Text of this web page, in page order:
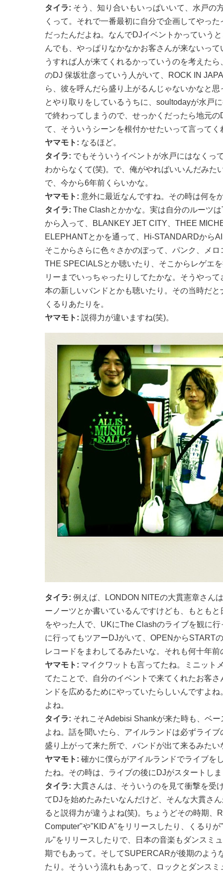
タイラ: そう、知り合いもいっぱいいて、水戸の
くって。それで一番最初に自分で企画してやっ
だったんだよね。なんでDJイベントかっていう
んでも、やっぱりなかなかお客さんが来ないっ
うすれば人が来てくれるかっていうのを考えた
のDJ 保坂壮彦っていう人がいて、ROCK IN
ら、彼を呼んだら盛り上がるんじゃないかなと
とやり取りをしているうちに、soultodayが水戸
で終わってしまうので、せっかくだったら地元
て、そういうシーンを根付かせたいって言ってく
ヤマモト: なるほど。
タイラ: でもそういうイベントが水戸にはなくっ
わからなくて(笑)。で、俺がやればいいんだみた
で、今から6年前くらいかな。
ヤマモト: 意外に最近なんですね。その時は何を
タイラ: The Clashとかかな。実は自分のルーツ
から入って、BLANKEY JET CITY、THEE
ELEPHANTとかを通って、Hi-STANDARDから
そこからさらに色々さかのぼって、パンク、メ
THE SPECIALSとか聴いたり、そこからレゲエ
リーまでいっちゃったりしてたかな。そうやっ
本の新しいバンドとかも聴いたり。その当時だ
くるりあたりを。
ヤマモト: 説得力が違いますね(笑)。
タイラ: 例えば、LONDON NITEの大貫憲章さん
ーノーツとか書いているんですけども、もとも
をやった人で、UKにThe Clashのライブを観に
に行ってもツアーDJがいて、OPENからSTART
レコードをまわしてるみたいな。それも何十年前
ヤマモト: マイクワットも言ってたね。ミニット
てたことで、自分のイベントで来てくれたお客
ンドを広めるためにやっていたらしいんですよ
よね。
タイラ: それこそAdebisi Shankが来た時も、ベ
よね。話を聞いたら、アイルランドは必ずライ
盛り上がって来た所で、バンドが出て来るみたい
ヤマモト: 確かに僕らがアイルランドでライブを
たね。その時は、ライブの後にDJがスタートし
タイラ: 大貫さんは、そういうのを見て衝撃を受
てDJを始めたみたいなんだけど、そんな大貫さ
ると説得力が違うよね(笑)。ちょうどその時期、
Computer"や"KID A"をリリースしたり、くるり
ル"をリリースしたりで、日本の音楽もダンスミ
期でもあって。そしてSUPERCARが後期のよう
たり。そういう流れもあって、ロックとダンス